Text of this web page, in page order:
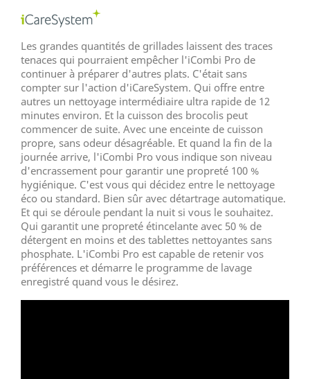
Les grandes quantités de grillades laissent des traces
tenaces qui pourraient empêcher l'iCombi Pro de
continuer à préparer d'autres plats. C'était sans
compter sur l'action d'iCareSystem. Qui offre entre
autres un nettoyage intermédiaire ultra rapide de 12
minutes environ. Et la cuisson des brocolis peut
commencer de suite. Avec une enceinte de cuisson
propre, sans odeur désagréable. Et quand la fin de la
journée arrive, l'iCombi Pro vous indique son niveau
d'encrassement pour garantir une propreté 100 %
hygiénique. C'est vous qui décidez entre le nettoyage
éco ou standard. Bien sûr avec détartrage automatique.
Et qui se déroule pendant la nuit si vous le souhaitez.
Qui garantit une propreté étincelante avec 50 % de
détergent en moins et des tablettes nettoyantes sans
phosphate. L'iCombi Pro est capable de retenir vos
préférences et démarre le programme de lavage
enregistré quand vous le désirez.